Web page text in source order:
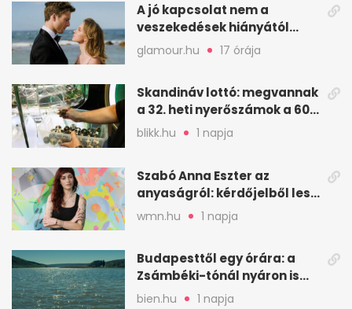
A jó kapcsolat nem a
veszekedések hiányától
működik, hanem a vitáktól
glamour.hu 17 órája
Skandináv lottó: megvannak
a 32. heti nyerőszámok a 600
milliós játékhoz
blikk.hu 1 napja
Szabó Anna Eszter az
anyaságról: kérdőjelből lesz
valaha felkiáltójel?
wmn.hu 1 napja
Budapesttől egy órára: a
Zsámbéki-tónál nyáron is
van hely
bien.hu 1 napja